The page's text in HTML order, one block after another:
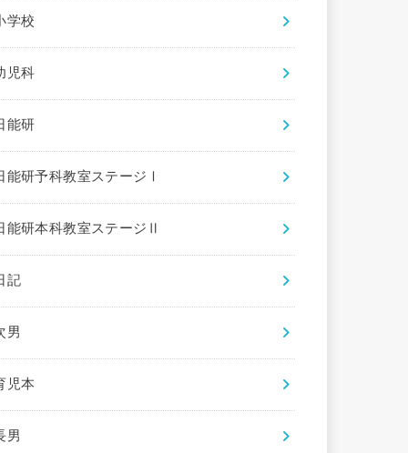
学校
児科
能研
能研予科教室ステージⅠ
能研本科教室ステージⅡ
記
男
児本
男